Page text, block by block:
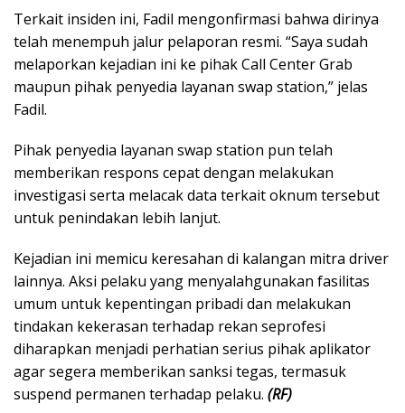
Terkait insiden ini, Fadil mengonfirmasi bahwa dirinya
telah menempuh jalur pelaporan resmi. “Saya sudah
melaporkan kejadian ini ke pihak Call Center Grab
maupun pihak penyedia layanan swap station,” jelas
Fadil.
Pihak penyedia layanan swap station pun telah
memberikan respons cepat dengan melakukan
investigasi serta melacak data terkait oknum tersebut
untuk penindakan lebih lanjut.
Kejadian ini memicu keresahan di kalangan mitra driver
lainnya. Aksi pelaku yang menyalahgunakan fasilitas
umum untuk kepentingan pribadi dan melakukan
tindakan kekerasan terhadap rekan seprofesi
diharapkan menjadi perhatian serius pihak aplikator
agar segera memberikan sanksi tegas, termasuk
suspend permanen terhadap pelaku. (RF)